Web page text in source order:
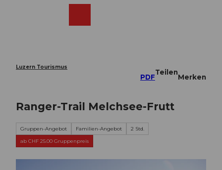
Luzern Tourismus
PDF
Teilen
Merken
Ranger-Trail Melchsee-Frutt
Gruppen-Angebot Familien-Angebot
2 Std.
ab CHF 25.00 Gruppenpreis